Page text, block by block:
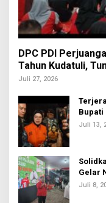
DPC PDI
Tahun Kudatuli,
Intelektual
Juli 27, 2026
Bupati
Juli 13,
Gelar
Juli 8,